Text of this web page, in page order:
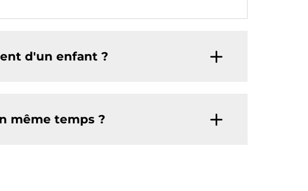
d'un enfant ?
même temps ?